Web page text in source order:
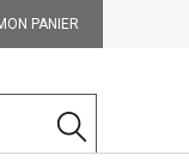
PANIER